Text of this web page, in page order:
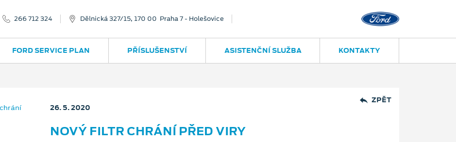
266 712 324 Dělnická 327/15, 170 00 Praha 7 - Holešovice
FORD SERVICE PLAN PŘÍSLUŠENSTVÍ ASISTENČNÍ SLUŽBA KONTAKTY
ZPĚT
26. 5. 2020
NOVÝ FILTR CHRÁNÍ PŘED VIRY